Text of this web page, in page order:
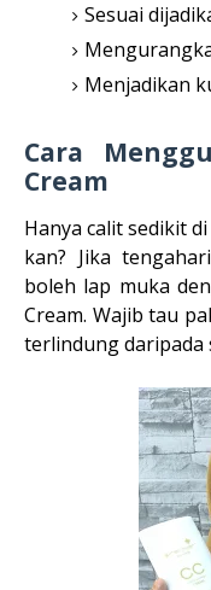
Sesuai
Menjadikan
Cara
Cream
Hanya calit sedikit
kan? Jika
boleh lap muka
Cream. Wajib tau
terlindung daripada